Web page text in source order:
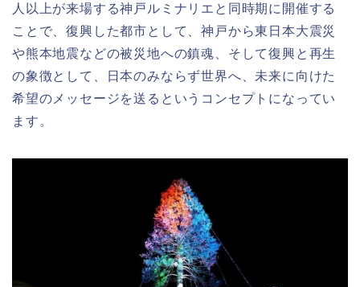
人以上が来場する神戸ルミナリエと同時期に開催する
ことで、復興した都市として、神戸から東日本大震災
や熊本地震などの被災地への鎮魂、そして復興と再生
の象徴として、日本のみならず世界へ、未来に向けた
希望のメッセージを送るというコンセプトになってい
ます。